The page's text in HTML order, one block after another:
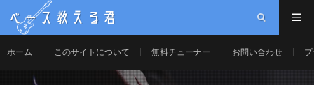
ベース教える君
ホーム このサイトについて 無料チューナー お問い合わせ